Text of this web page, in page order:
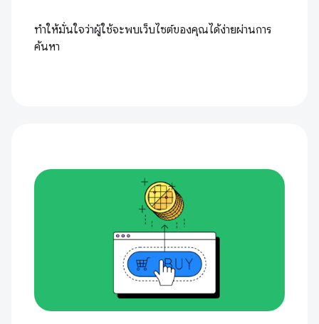
ทำให้มั่นใจว่าผู้ใช้จะพบเว็บไซต์ของคุณได้ง่ายผ่านการ
ค้นหา